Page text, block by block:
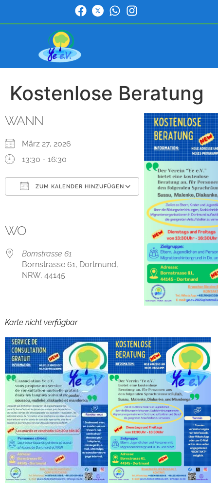
Kostenlose Beratung
WANN
März 27, 2026
13:30 - 16:30
ZUM KALENDER HINZUFÜGEN
Outlook Live
WO
Bornstrasse 61
Bornstrasse 61, Dortmund,
NRW, 44145
Karte nicht verfügbar